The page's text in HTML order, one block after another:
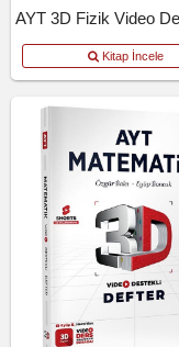
Kitap İncele